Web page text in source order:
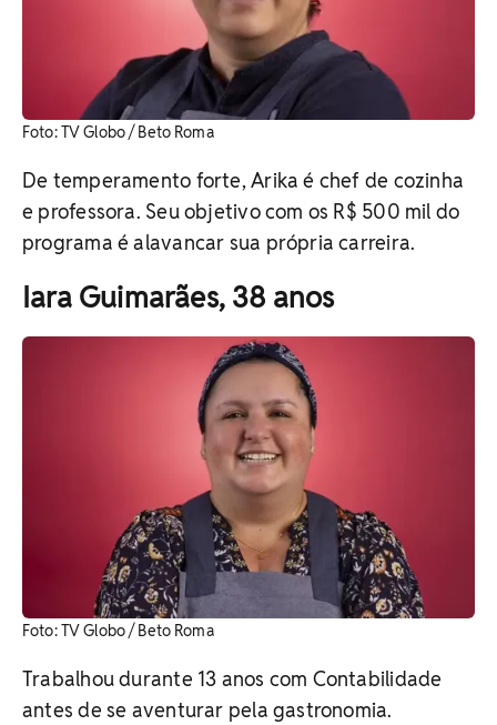
Foto: TV Globo / Beto Roma
De temperamento forte, Arika é chef de cozinha
e professora. Seu objetivo com os R$ 500 mil do
programa é alavancar sua própria carreira.
Iara Guimarães, 38 anos
Foto: TV Globo / Beto Roma
Trabalhou durante 13 anos com Contabilidade
antes de se aventurar pela gastronomia.